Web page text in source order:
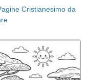
Cristianesimo da